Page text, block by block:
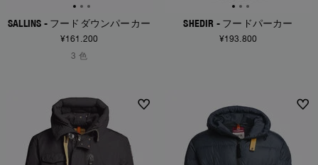
SALLINS - フードダウンパーカー
¥161.200
3 色
SHEDIR - フードパーカー
¥193.800
NEW ARRIVALS NEW ARRIVALS